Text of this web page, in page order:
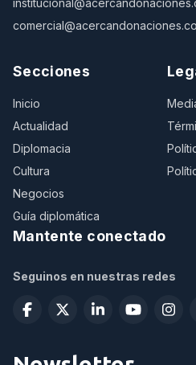
Secciones
Inicio
Actualidad
Diplomacia
Cultura
Negocios
Guía diplomática
Mantente conectado
Seguinos en nuestras redes